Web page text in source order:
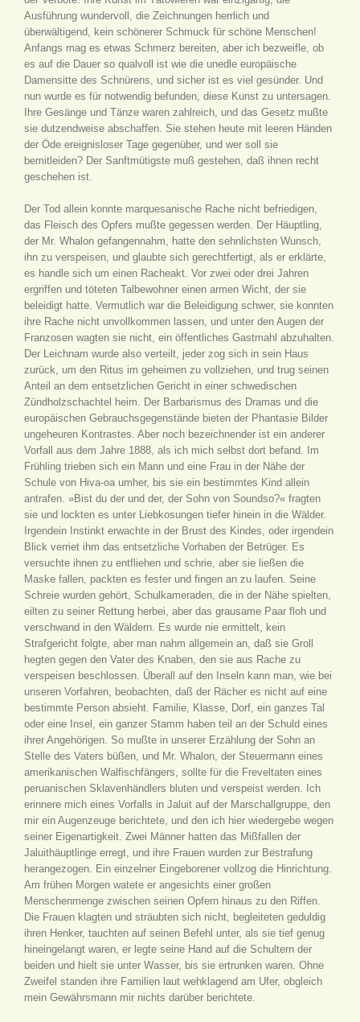
Ausführung wundervoll, die Zeichnungen herrlich und
überwältigend, kein schönerer Schmuck für schöne Menschen!
Anfangs mag es etwas Schmerz bereiten, aber ich bezweifle, ob
es auf die Dauer so qualvoll ist wie die unedle europäische
Damensitte des Schnürens, und sicher ist es viel gesünder. Und
nun wurde es für notwendig befunden, diese Kunst zu untersagen.
Ihre Gesänge und Tänze waren zahlreich, und das Gesetz mußte
sie dutzendweise abschaffen. Sie stehen heute mit leeren Händen
der Öde ereignisloser Tage gegenüber, und wer soll sie
bemitleiden? Der Sanftmütigste muß gestehen, daß ihnen recht
geschehen ist.
Der Tod allein konnte marquesanische Rache nicht befriedigen,
das Fleisch des Opfers mußte gegessen werden. Der Häuptling,
der Mr. Whalon gefangennahm, hatte den sehnlichsten Wunsch,
ihn zu verspeisen, und glaubte sich gerechtfertigt, als er erklärte,
es handle sich um einen Racheakt. Vor zwei oder drei Jahren
ergriffen und töteten Talbewohner einen armen Wicht, der sie
beleidigt hatte. Vermutlich war die Beleidigung schwer, sie konnten
ihre Rache nicht unvollkommen lassen, und unter den Augen der
Franzosen wagten sie nicht, ein öffentliches Gastmahl abzuhalten.
Der Leichnam wurde also verteilt, jeder zog sich in sein Haus
zurück, um den Ritus im geheimen zu vollziehen, und trug seinen
Anteil an dem entsetzlichen Gericht in einer schwedischen
Zündholzschachtel heim. Der Barbarismus des Dramas und die
europäischen Gebrauchsgegenstände bieten der Phantasie Bilder
ungeheuren Kontrastes. Aber noch bezeichnender ist ein anderer
Vorfall aus dem Jahre 1888, als ich mich selbst dort befand. Im
Frühling trieben sich ein Mann und eine Frau in der Nähe der
Schule von Hiva-oa umher, bis sie ein bestimmtes Kind allein
antrafen. »Bist du der und der, der Sohn von Soundso?« fragten
sie und lockten es unter Liebkosungen tiefer hinein in die Wälder.
Irgendein Instinkt erwachte in der Brust des Kindes, oder irgendein
Blick verriet ihm das entsetzliche Vorhaben der Betrüger. Es
versuchte ihnen zu entfliehen und schrie, aber sie ließen die
Maske fallen, packten es fester und fingen an zu laufen. Seine
Schreie wurden gehört, Schulkameraden, die in der Nähe spielten,
eilten zu seiner Rettung herbei, aber das grausame Paar floh und
verschwand in den Wäldern. Es wurde nie ermittelt, kein
Strafgericht folgte, aber man nahm allgemein an, daß sie Groll
hegten gegen den Vater des Knaben, den sie aus Rache zu
verspeisen beschlossen. Überall auf den Inseln kann man, wie bei
unseren Vorfahren, beobachten, daß der Rächer es nicht auf eine
bestimmte Person absieht. Familie, Klasse, Dorf, ein ganzes Tal
oder eine Insel, ein ganzer Stamm haben teil an der Schuld eines
ihrer Angehörigen. So mußte in unserer Erzählung der Sohn an
Stelle des Vaters büßen, und Mr. Whalon, der Steuermann eines
amerikanischen Walfischfängers, sollte für die Freveltaten eines
peruanischen Sklavenhändlers bluten und verspeist werden. Ich
erinnere mich eines Vorfalls in Jaluit auf der Marschallgruppe, den
mir ein Augenzeuge berichtete, und den ich hier wiedergebe wegen
seiner Eigenartigkeit. Zwei Männer hatten das Mißfallen der
Jaluithäuptlinge erregt, und ihre Frauen wurden zur Bestrafung
herangezogen. Ein einzelner Eingeborener vollzog die Hinrichtung.
Am frühen Morgen watete er angesichts einer großen
Menschenmenge zwischen seinen Opfern hinaus zu den Riffen.
Die Frauen klagten und sträubten sich nicht, begleiteten geduldig
ihren Henker, tauchten auf seinen Befehl unter, als sie tief genug
hineingelangt waren, er legte seine Hand auf die Schultern der
beiden und hielt sie unter Wasser, bis sie ertrunken waren. Ohne
Zweifel standen ihre Familien laut wehklagend am Ufer, obgleich
mein Gewährsmann mir nichts darüber berichtete.